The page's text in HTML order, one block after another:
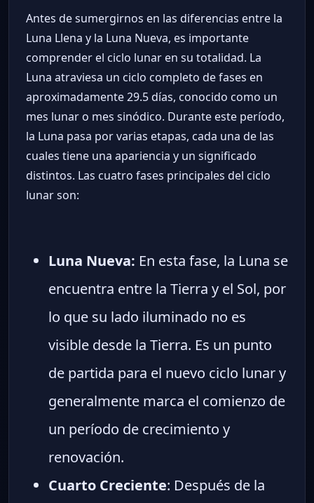
Antes de sumergirnos en las diferencias entre la
Luna Llena y la Luna Nueva, es importante
comprender el ciclo lunar en su totalidad. La
Luna atraviesa un ciclo completo de fases en
aproximadamente 29.5 días, conocido como un
mes lunar o mes sinódico. Durante este período,
la Luna pasa por varias etapas, cada una de las
cuales tiene una apariencia y un significado
distintos. Las cuatro fases principales del ciclo
lunar son:
Luna Nueva: En esta fase, la Luna se
encuentra entre la Tierra y el Sol, por
lo que su lado iluminado no es
visible desde la Tierra. Es un punto
de partida para el nuevo ciclo lunar y
generalmente marca el comienzo de
un período de crecimiento y
renovación.
Cuarto Creciente: Después de la